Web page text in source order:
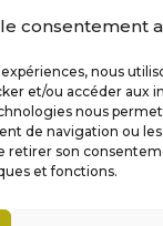
consentement
nous
et/ou accéder aux
nous
de navigation ou les
retirer son
et fonctions.